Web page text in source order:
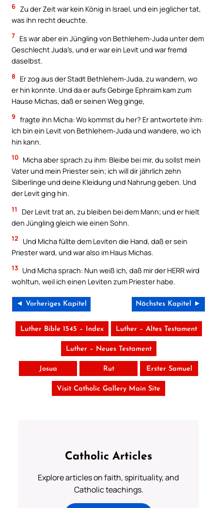
6 Zu der Zeit war kein König in Israel, und ein jeglicher tat,
was ihn recht deuchte.
7 Es war aber ein Jüngling von Bethlehem-Juda unter dem
Geschlecht Juda’s, und er war ein Levit und war fremd
daselbst.
8
Er zog aus der Stadt Bethlehem-Juda, zu wandern, wo
er hin konnte. Und da er aufs Gebirge Ephraim kam zum
Hause Michas, daß er seinen Weg ginge,
9 fragte ihn Micha: Wo kommst du her? Er antwortete ihm:
Ich bin ein Levit von Bethlehem-Juda und wandere, wo ich
hin kann.
10 Micha aber sprach zu ihm: Bleibe bei mir, du sollst mein
Vater und mein Priester sein; ich will dir jährlich zehn
Silberlinge und deine Kleidung und Nahrung geben. Und
der Levit ging hin.
11
Der Levit trat an, zu bleiben bei dem Mann; und er hielt
den Jüngling gleich wie einen Sohn.
12
Und Micha füllte dem Leviten die Hand, daß er sein
Priester ward, und war also im Haus Michas.
13 Und Micha sprach: Nun weiß ich, daß mir der HERR wird
wohltun, weil ich einen Leviten zum Priester habe.
◄ Vorheriges Kapitel Nächstes Kapitel ►
Luther Bible 1545 – Index Luther – Altes Testament
Luther – Neues Testament
Josua Rut Erster Samuel
Visit Catholic Gallery Main Site
Catholic Articles
Explore articles on faith, spirituality, and
Catholic teachings.